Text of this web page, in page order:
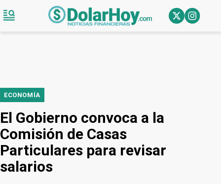
ECONOMÍA
El Gobierno convoca a la
Comisión de Casas
Particulares para revisar
salarios